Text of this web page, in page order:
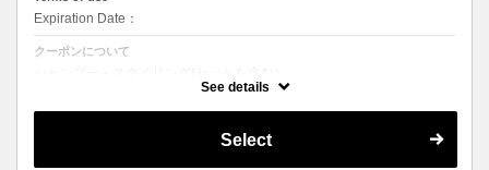
Expiration Date：
クーポンについて
スタイリングの内容によってはお値段前後します。
See details
Select